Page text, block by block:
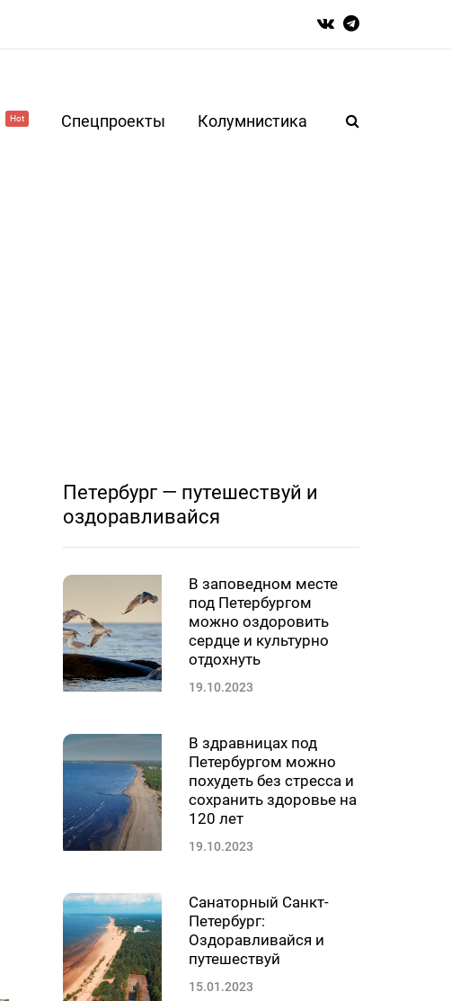
Hot Спецпроекты Колумнистика
Петербург — путешествуй и
оздоравливайся
В заповедном месте
под Петербургом
можно оздоровить
сердце и культурно
отдохнуть
19.10.2023
В здравницах под
Петербургом можно
похудеть без стресса и
сохранить здоровье на
120 лет
19.10.2023
Санаторный Санкт-
Петербург:
Оздоравливайся и
путешествуй
15.01.2023